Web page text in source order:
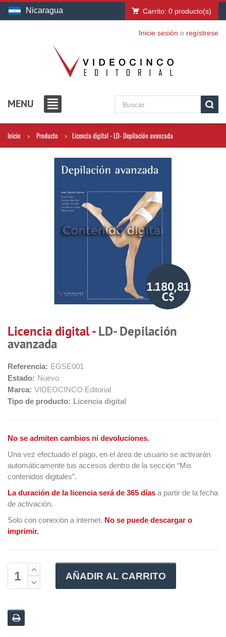
Nicaragua Carrito: 0 producto(s)
Inicie sesión o regístrese
MENU
Inicio Producto Licencia digital - LD- Depilación avanzada
1.180,81
C$
Licencia digital -LD- Depilación
avanzada
Referencia: EGSE001
Estado: Nuevo
Marca: VIDEOCINCO Editorial
Tipo de producto: Licencia digital
No se admiten cambios ni devoluciones.
Una vez efectuado el pago, en el área de usuario se activarán
automáticamente tus accesos dentro de la sección “Mis
contenidos digitales”.
La duración de la licencia será de 365 días a partir de la fecha
de activación.
Solo con conexión a internet. No se puede descargar o
imprimir.
AÑADIR AL CARRITO